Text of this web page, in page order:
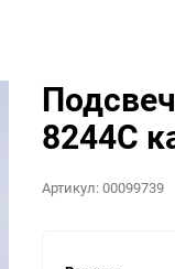
8244С
Артикул:00099739